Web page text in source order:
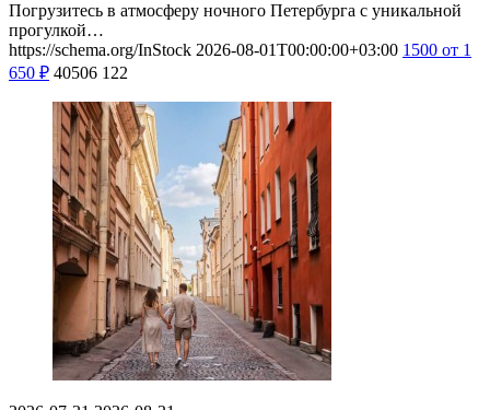
Погрузитесь в атмосферу ночного Петербурга с уникальной
прогулкой…
https://schema.org/InStock 2026-08-01T00:00:00+03:00 1500 от 1
650 ₽ 40506 122